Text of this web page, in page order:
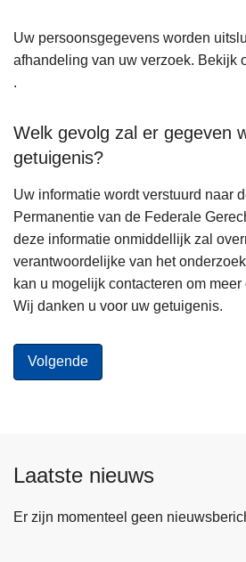
Uw persoonsgegevens worden
afhandeling van uw verzoek. Bekijk
.
Welk gevolg zal er gegeven
getuigenis?
Uw informatie wordt verstuurd naar
Permanentie van de Federale
deze informatie onmiddellijk zal
verantwoordelijke van het
kan u mogelijk contacteren om
Wij danken u voor uw getuigenis.
Laatste nieuws
Er zijn momenteel geen